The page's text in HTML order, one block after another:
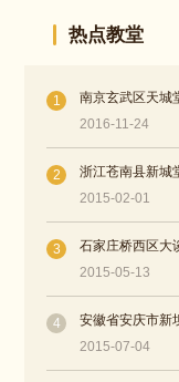
热点教堂
1
南京玄武区天城
2016-11-24
2
浙江苍南县新城
2015-02-01
3
石家庄桥西区大
2015-05-13
4
安徽省安庆市新
2015-07-04